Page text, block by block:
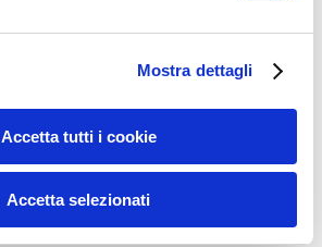
Mostra dettagli
Accetta tutti i cookie
Accetta selezionati